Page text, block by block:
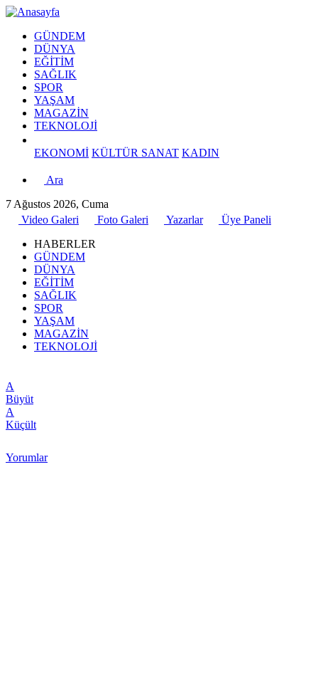
GÜNDEM
DÜNYA
EĞİTİM
SAĞLIK
SPOR
YAŞAM
MAGAZİN
TEKNOLOJİ
EKONOMİ KÜLTÜR SANAT KADIN
Ara
7 Ağustos 2026, Cuma
Video Galeri
Foto Galeri Yazarlar
Üye Paneli
HABERLER
GÜNDEM
DÜNYA
EĞİTİM
SAĞLIK
SPOR
YAŞAM
MAGAZİN
TEKNOLOJİ
A
Büyüt
A
Küçült
Yorumlar